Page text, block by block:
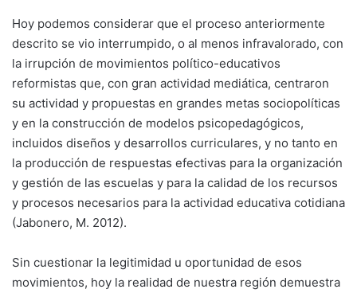
Hoy podemos considerar que el proceso anteriormente
descrito se vio interrumpido, o al menos infravalorado, con
la irrupción de movimientos político-educativos
reformistas que, con gran actividad mediática, centraron
su actividad y propuestas en grandes metas sociopolíticas
y en la construcción de modelos psicopedagógicos,
incluidos diseños y desarrollos curriculares, y no tanto en
la producción de respuestas efectivas para la organización
y gestión de las escuelas y para la calidad de los recursos
y procesos necesarios para la actividad educativa cotidiana
(Jabonero, M. 2012).
Sin cuestionar la legitimidad u oportunidad de esos
movimientos, hoy la realidad de nuestra región demuestra